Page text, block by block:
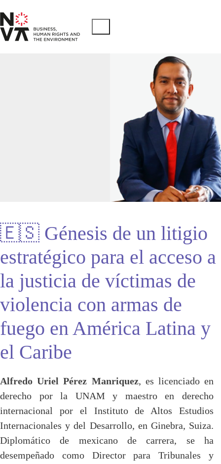
🇪🇸 Génesis de un litigio
estratégico para el acceso a
la justicia de víctimas de
violencia con armas de
fuego en América Latina y
el Caribe
Alfredo Uriel Pérez Manriquez, es licenciado en
derecho por la UNAM y maestro en derecho
internacional por el Instituto de Altos Estudios
Internacionales y del Desarrollo, en Ginebra, Suiza.
Diplomático de mexicano de carrera, se ha
desempeñado como Director para Tribunales y